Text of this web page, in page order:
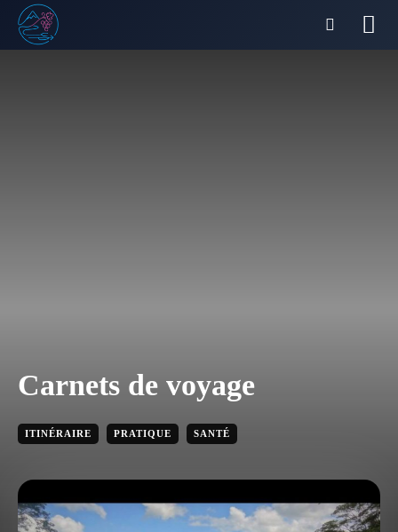
Carnets de voyage
ITINÉRAIRE PRATIQUE SANTÉ